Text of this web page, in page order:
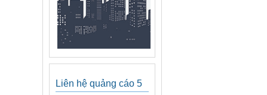
Liên hệ quảng cáo 5